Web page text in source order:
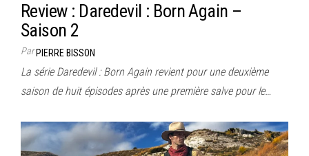
Review : Daredevil : Born Again –
Saison 2
ParPIERRE BISSON
La série Daredevil : Born Again revient pour une deuxième
saison de huit épisodes après une première salve pour le…